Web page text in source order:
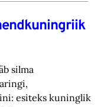
silma
esiteks kuninglik